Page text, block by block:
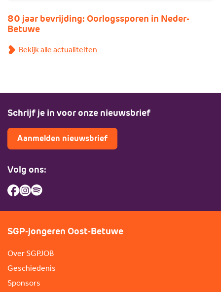
80 jaar bevrijding: Oorlogssporen in Neder-
Betuwe
Bekijk alle actualiteiten
Schrijf je in voor onze nieuwsbrief
Aanmelden nieuwsbrief
Volg ons:
SGP-jongeren Oost-Betuwe
Over SGPJOB
Geschiedenis
Sponsors